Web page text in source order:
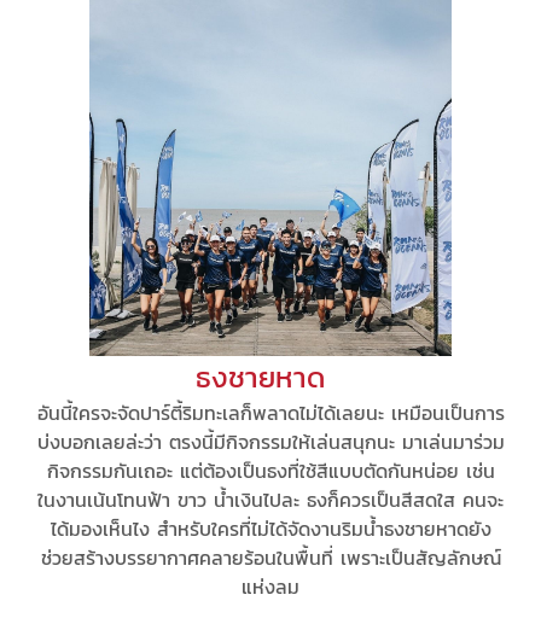
ธงชายหาด
อันนี้ใครจะจัดปาร์ตี้ริมทะเลก็พลาดไม่ได้เลยนะ เหมือนเป็นการ
บ่งบอกเลยล่ะว่า ตรงนี้มีกิจกรรมให้เล่นสนุกนะ มาเล่นมาร่วม
กิจกรรมกันเถอะ แต่ต้องเป็นธงที่ใช้สีแบบตัดกันหน่อย เช่น
ในงานเน้นโทนฟ้า ขาว น้ำเงินไปละ ธงก็ควรเป็นสีสดใส คนจะ
ได้มองเห็นไง สำหรับใครที่ไม่ได้จัดงานริมน้ำธงชายหาดยัง
ช่วยสร้างบรรยากาศคลายร้อนในพื้นที่ เพราะเป็นสัญลักษณ์
แห่งลม